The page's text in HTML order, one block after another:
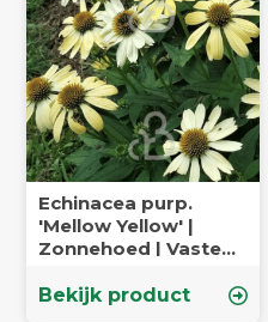
Echinacea purp.
'Mellow Yellow' |
Zonnehoed | Vaste
Bekijk product